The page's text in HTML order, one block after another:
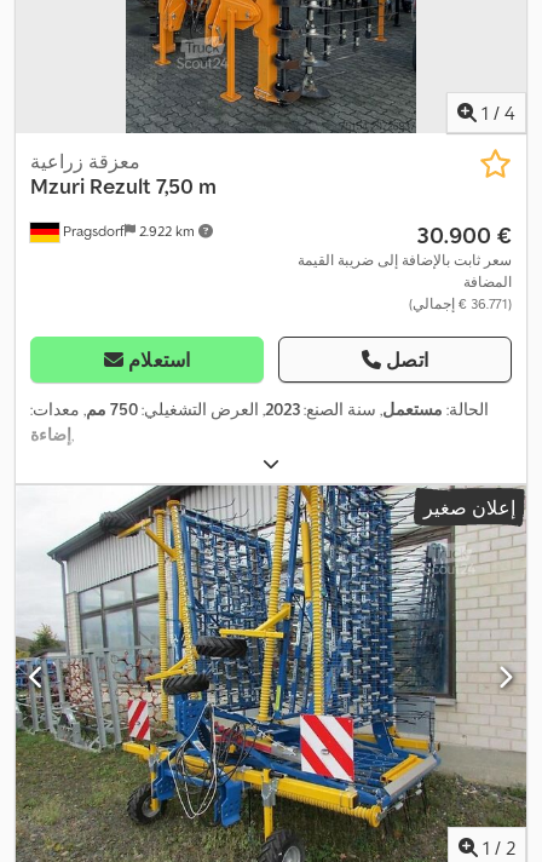
1 / 4
Pragsdorf 2.922 km
معزقة زراعية
Mzuri Rezult 7,50 m
‏30.900 €
سعر ثابت بالإضافة إلى ضريبة القيمة
المضافة
(‏36.771 € إجمالي)
استعلام اتصل
الحالة: مستعمل, سنة الصنع:2023, العرض التشغيلي:750 مم
, معدات:
إضاءة,
إعلان صغير
1 / 2